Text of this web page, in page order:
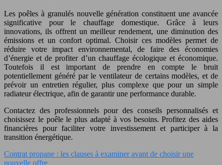
Les poêles à granulés nouvelle génération constituent une avancée
significative pour le chauffage domestique. Grâce à leurs
innovations, ils offrent un meilleur rendement, une diminution des
émissions et un confort optimal. Choisir ces modèles permet de
réduire votre impact environnemental, de faire des économies
d’énergie et de profiter d’un chauffage écologique et économique.
Toutefois il est important de prendre en compte le bruit
potentiellement généré par le ventilateur de certains modèles, et de
prévoir un entretien régulier, plus complexe que pour un simple
radiateur électrique, afin de garantir une performance durable.
Contactez des professionnels pour des conseils personnalisés et
choisissez le poêle le plus adapté à vos besoins. Profitez des aides
financières pour faciliter votre investissement et participer à la
transition énergétique.
Contrat propane : les clauses à examiner avant de choisir une
nouvelle offre